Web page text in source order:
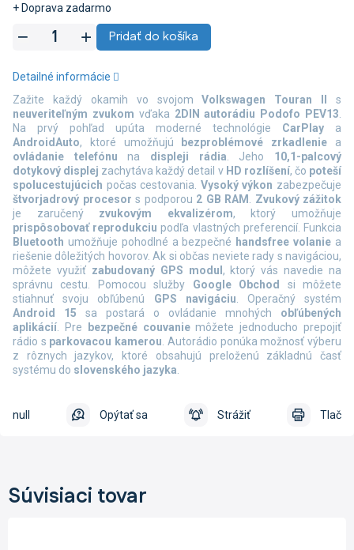
+ Doprava zadarmo
Jednotková
Pridať do košíka
Zažite každý okamih vo svojomVolkswagen Touran II
s
neuveriteľným zvukom vďaka 2DIN autorádiu Podofo PEV13.
Na prvý pohľad upúta moderné technológie CarPlay a
AndroidAuto, ktoré umožňujú bezproblémové zrkadlenie a
ovládanie telefónu na displeji rádia. Jeho 10,1-palcový
dotykový displej zachytáva každý detail v HD rozlíšení, čo poteší
spolucestujúcich počas cestovania. Vysoký výkon zabezpečuje
štvorjadrový procesor s podporou 2 GB RAM . Zvukový zážitok
je zaručenýzvukovým ekvalizérom, ktorý umožňuje
prispôsobovať reprodukciu podľa vlastných preferencií. Funkcia
Bluetooth umožňuje pohodlné a bezpečné handsfree volanie a
riešenie dôležitých hovorov. Ak si občas neviete rady s navigáciou,
môžete využiť zabudovaný GPS modul , ktorý vás navedie na
správnu cestu. Pomocou služby Google Obchod
si môžete
stiahnuť svoju obľúbenú GPS navigáciu. Operačný systém
Android 15 sa postará o ovládanie mnohých obľúbených
aplikácií. Pre bezpečné couvaniemôžete jednoducho prepojiť
rádio s parkovacou kamerou. Autorádio ponúka možnosť výberu
z rôznych jazykov, ktoré obsahujú preloženú základnú časť
systému do slovenského jazyka.
Detailné informácie
Tlač
Opýtať sa Strážiť
null
Súvisiaci tovar